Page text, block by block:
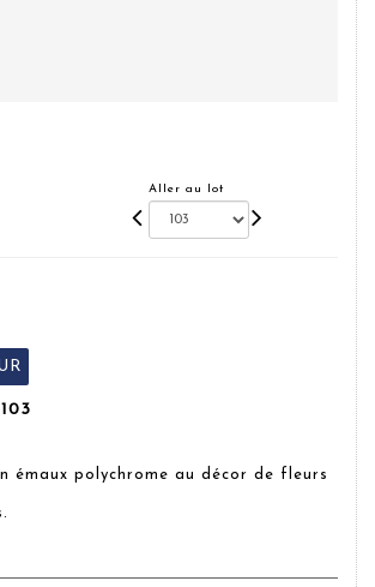
Aller au lot
émaux polychrome au décor de fleurs